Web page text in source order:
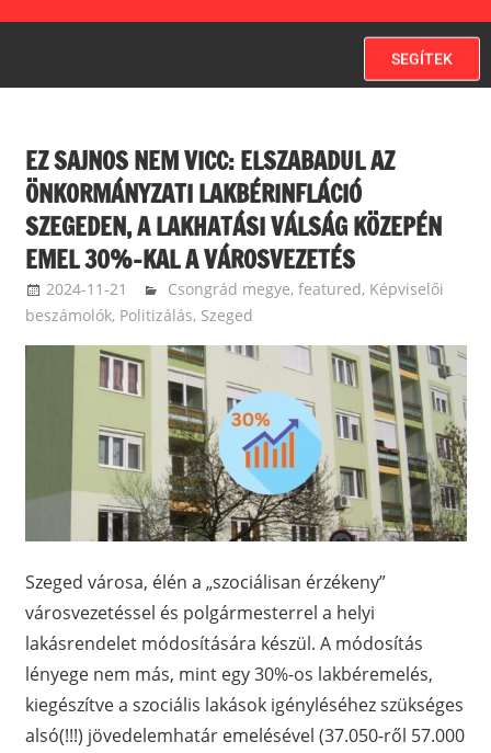
SEGÍTEK
EZ SAJNOS NEM VICC: ELSZABADUL AZ
ÖNKORMÁNYZATI LAKBÉRINFLÁCIÓ
SZEGEDEN, A LAKHATÁSI VÁLSÁG KÖZEPÉN
EMEL 30%-KAL A VÁROSVEZETÉS
2024-11-21 langdavid
Csongrád megye, featured, Képviselői
beszámolók, Politizálás, Szeged
Szeged városa, élén a „szociálisan érzékeny”
városvezetéssel és polgármesterrel a helyi
lakásrendelet módosítására készül. A módosítás
lényege nem más, mint egy 30%-os lakbéremelés,
kiegészítve a szociális lakások igényléséhez szükséges
alsó(!!!) jövedelemhatár emelésével (37.050-ről 57.000